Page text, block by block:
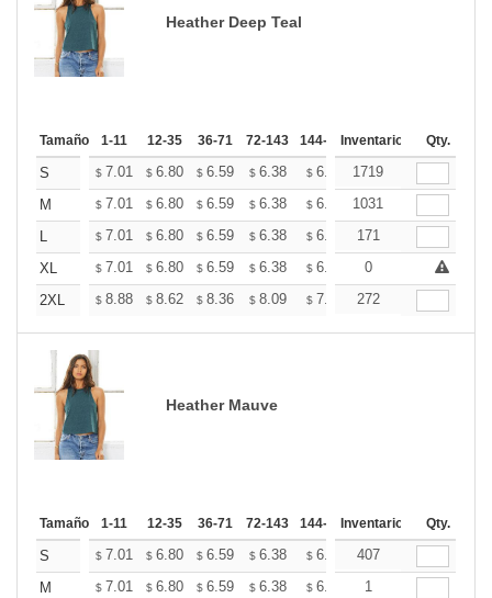
Heather Deep Teal
Tamaño 1-11 12-35 36-71 72-143 144-287 288 + Mas
Inventario Qty.
S $ 7.01 $ 6.80 $ 6.59 $ 6.38 $ 6.18 $6.07
1719
M
$ 7.01 $ 6.80 $ 6.59 $ 6.38 $ 6.18 $6.07
1031
L
$ 7.01 $ 6.80 $ 6.59 $ 6.38 $ 6.18 $6.07
171
XL
$ 7.01 $ 6.80 $ 6.59 $ 6.38 $ 6.18 $ +
0
2XL
$ 8.88 $ 8.62 $ 8.36 $ 8.09 $ 7.83 $7.70
272
Heather Mauve
Tamaño 1-11 12-35 36-71 72-143 144-287 288 + Mas
Inventario Qty.
S $ 7.01 $ 6.80 $ 6.59 $ 6.38 $ 6.18 $6.07
407
M
$ 7.01 $ 6.80 $ 6.59 $ 6.38 $ 6.18 $
1